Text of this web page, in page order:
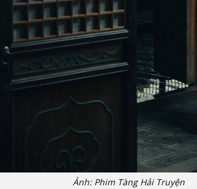
Ảnh: Phim Tàng Hải Truyện